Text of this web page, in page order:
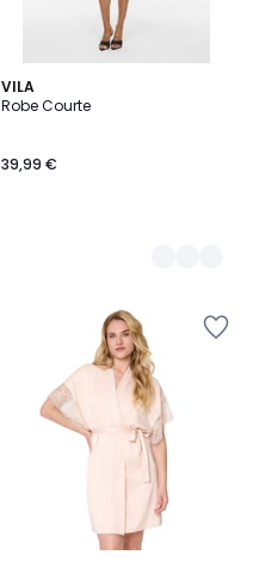
VILA
Robe Courte
39,99 €
2
Couleurs